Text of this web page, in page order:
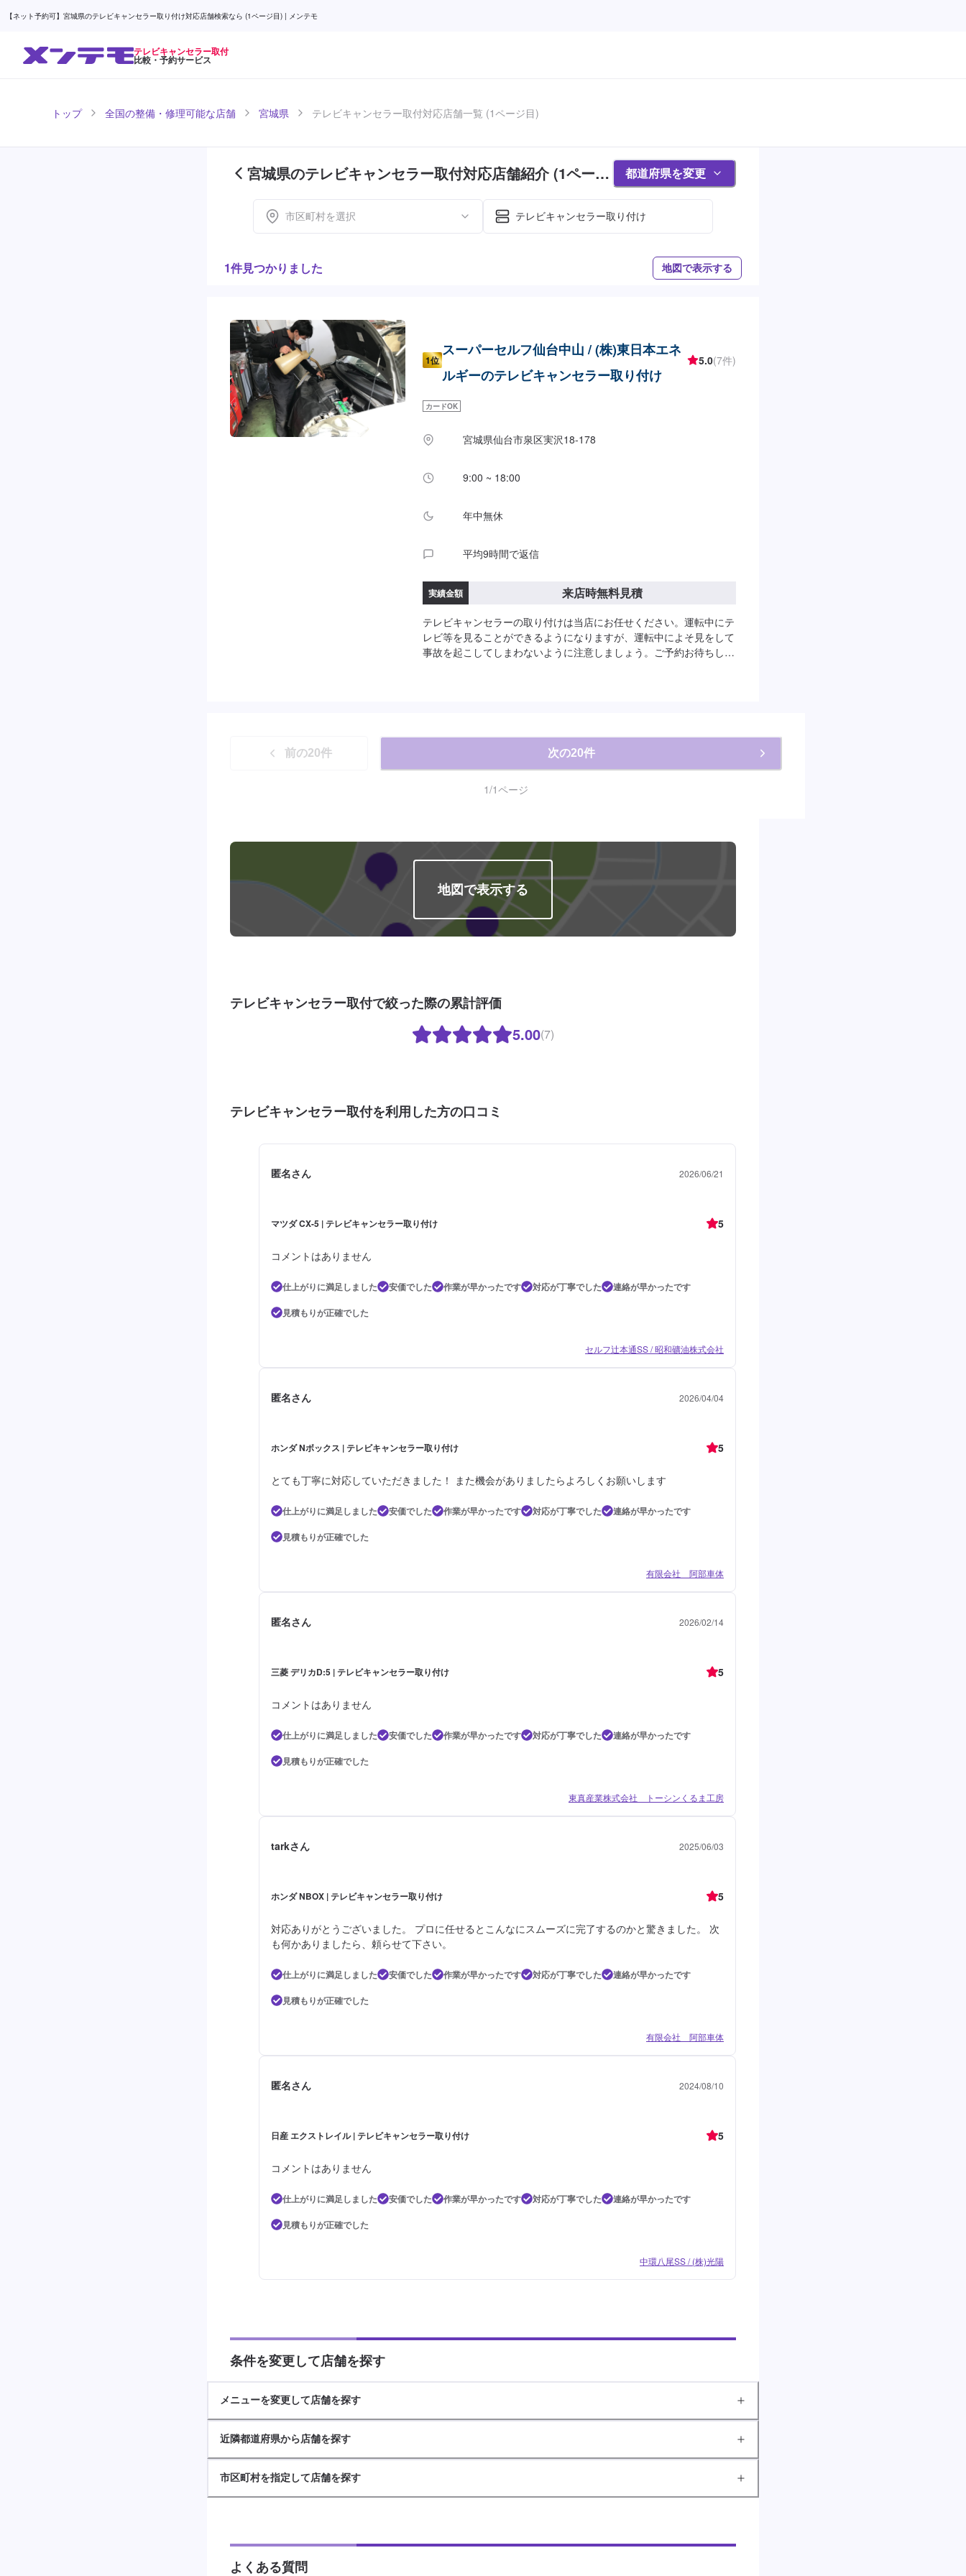
【ネット予約可】宮城県のテレビキャンセラー取り付け対応店舗検索なら (1ページ目) | メンテモ
テレビキャンセラー取付
比較・予約サービス
トップ 全国の整備・修理可能な店舗 宮城県 テレビキャンセラー取付対応店舗一覧 (1ページ目)
宮城県のテレビキャンセラー取付対応店舗紹介 (1ページ
目)
都道府県を変更
市区町村を選択 テレビキャンセラー取り付け
1件見つかりました 地図で表示する
1位
スーパーセルフ仙台中山 / (株)東日本エネ
ルギーのテレビキャンセラー取り付け
5.0(7件)
カードOK
宮城県仙台市泉区実沢18-178
9:00 ~ 18:00
年中無休
平均9時間で返信
実績金額 来店時無料見積
テレビキャンセラーの取り付けは当店にお任せください。運転中にテ
レビ等を見ることができるようになりますが、運転中によそ見をして
事故を起こしてしまわないように注意しましょう。ご予約お待ちして
前の20件 次の20件
1/1ページ
地図で表示する
テレビキャンセラー取付で絞った際の累計評価
5.00(7)
テレビキャンセラー取付を利用した方の口コミ
匿名さん 2026/06/21
マツダ CX-5 | テレビキャンセラー取り付け 5
コメントはありません
仕上がりに満足しました 安価でした 作業が早かったです 対応が丁寧でした
連絡が早かったです
見積もりが正確でした
セルフ辻本通SS / 昭和礦油株式会社
匿名さん 2026/04/04
ホンダ Nボックス | テレビキャンセラー取り付け 5
とても丁寧に対応していただきました！ また機会がありましたらよろしくお願いします
仕上がりに満足しました 安価でした 作業が早かったです 対応が丁寧でした
連絡が早かったです
見積もりが正確でした
有限会社 阿部車体
匿名さん 2026/02/14
三菱 デリカD:5 | テレビキャンセラー取り付け 5
コメントはありません
仕上がりに満足しました 安価でした 作業が早かったです 対応が丁寧でした
連絡が早かったです
見積もりが正確でした
東真産業株式会社 トーシンくるま工房
tarkさん 2025/06/03
ホンダ NBOX | テレビキャンセラー取り付け 5
対応ありがとうございました。 プロに任せるとこんなにスムーズに完了するのかと驚きました。 次
も何かありましたら、頼らせて下さい。
仕上がりに満足しました 安価でした 作業が早かったです 対応が丁寧でした
連絡が早かったです
見積もりが正確でした
有限会社 阿部車体
匿名さん 2024/08/10
日産 エクストレイル | テレビキャンセラー取り付け 5
コメントはありません
仕上がりに満足しました 安価でした 作業が早かったです 対応が丁寧でした
連絡が早かったです
見積もりが正確でした
中環八尾SS / (株)光陽
条件を変更して店舗を探す
メニューを変更して店舗を探す
近隣都道府県から店舗を探す
市区町村を指定して店舗を探す
よくある質問